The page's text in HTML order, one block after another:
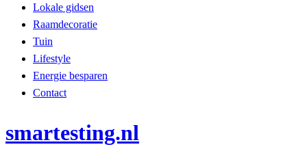
Lokale gidsen
Raamdecoratie
Tuin
Lifestyle
Energie besparen
Contact
smartesting.nl